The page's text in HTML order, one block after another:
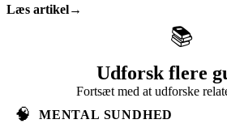
og realistiske...
Læs artikel→
📚
Udforsk flere
Fortsæt med at udforske
🧠 MENTAL SUNDHED